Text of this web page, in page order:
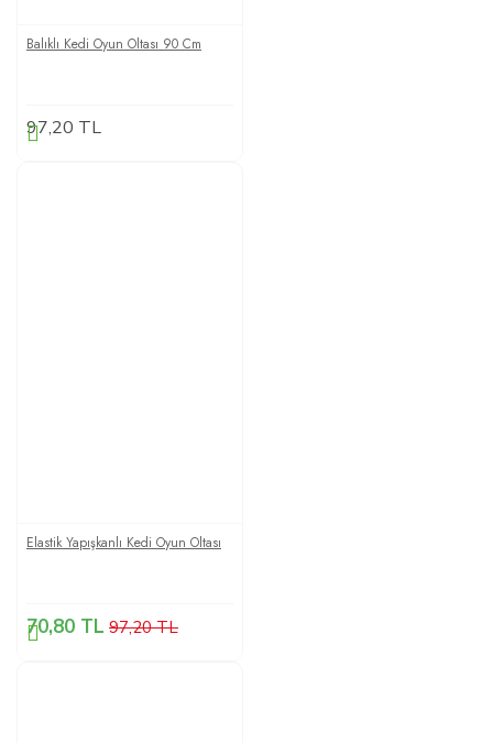
Balıklı Kedi Oyun Oltası 90 Cm
97,20 TL
Elastik Yapışkanlı Kedi Oyun Oltası
70,80 TL 97,20 TL